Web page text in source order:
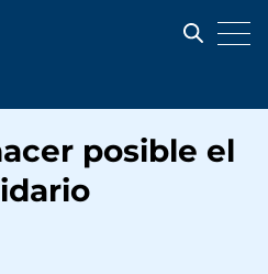
posible el